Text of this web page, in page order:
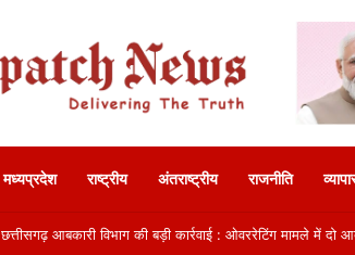
मध्यप्रदेश राष्ट्रीय अंतराष्ट्रीय राजनीति
छत्तीसगढ़ आबकारी विभाग की बड़ी कार्रवाई : ओवररेटिंग मामले में दो